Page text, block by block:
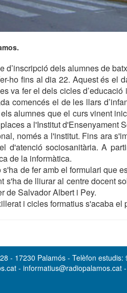
d’inscripció dels alumnes de
ho fins al dia 22. Aquest és el
va fer el dels cicles
comencés el de les llars
alumnes que el curs vinent
a l'Institut d'Ensenyament
només a l'institut. Fins ara
d'atenció sociosanitària. A
de la informàtica.
s'ha de fer amb el formulari que
s'ha de lliurar al centre docent
de Salvador Albert i Pey.
i cicles formatius s'acaba el
- 17230 Palamós - Telèfon
-